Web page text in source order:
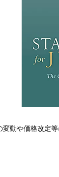
変動や価格改定